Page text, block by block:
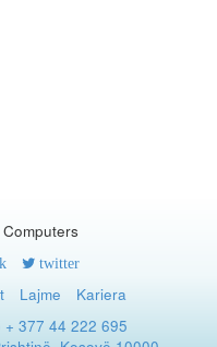
twitter
Lajme
Kariera
+ 377 44 222 695